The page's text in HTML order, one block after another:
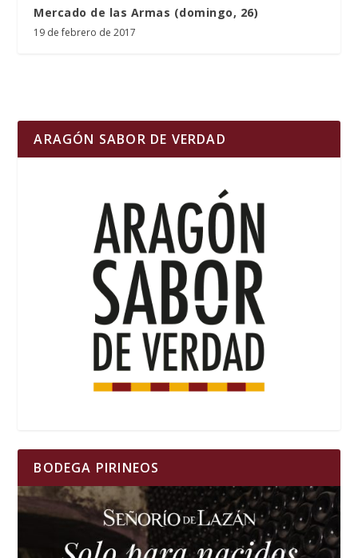
Mercado de las Armas (domingo, 26)
19 de febrero de 2017
ARAGÓN SABOR DE VERDAD
BODEGA PIRINEOS